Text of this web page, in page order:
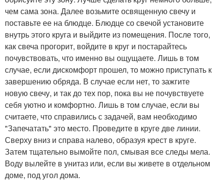
чем сама зона. Далее возьмите освященную свечу и
поставьте ее на блюдце. Блюдце со свечой установите
внутрь этого круга и выйдите из помещения. После того,
как свеча прогорит, войдите в круг и постарайтесь
почувствовать, что именно вы ощущаете. Лишь в том
случае, если дискомфорт прошел, то можно приступать к
завершению обряда. В случае если нет, то зажгите
новую свечу, и так до тех пор, пока вы не почувствуете
себя уютно и комфортно. Лишь в том случае, если вы
считаете, что справились с задачей, вам необходимо
"Запечатать" это место. Проведите в круге две линии.
Сверху вниз и справа налево, образуя крест в круге.
Затем тщательно вымойте пол, смывая все следы мела.
Воду вылейте в унитаз или, если вы живете в отдельном
доме, под угол дома.